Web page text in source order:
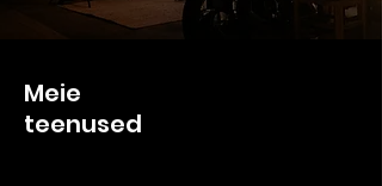
Meie
teenused